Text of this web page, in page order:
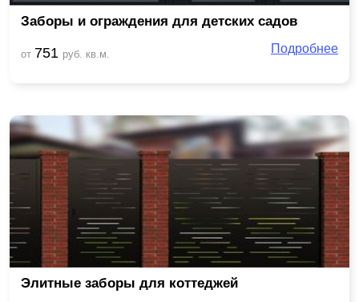
Заборы и ограждения для детских садов
от 751 руб. кв.м. Подробнее
Элитные заборы для коттеджей